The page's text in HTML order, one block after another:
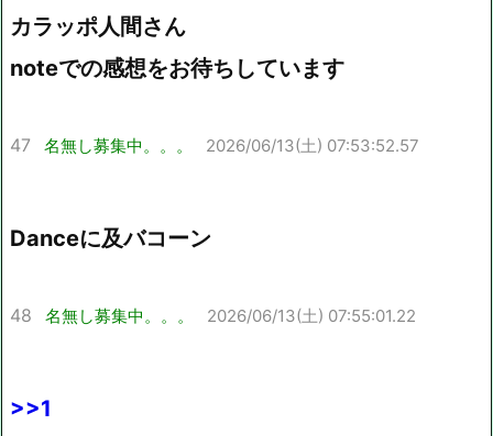
カラッポ人間さん
noteでの感想をお待ちしています
47 名無し募集中。。。 2026/06/13(土) 07:53:52.57
Danceに及バコーン
48 名無し募集中。。。 2026/06/13(土) 07:55:01.22
>>1